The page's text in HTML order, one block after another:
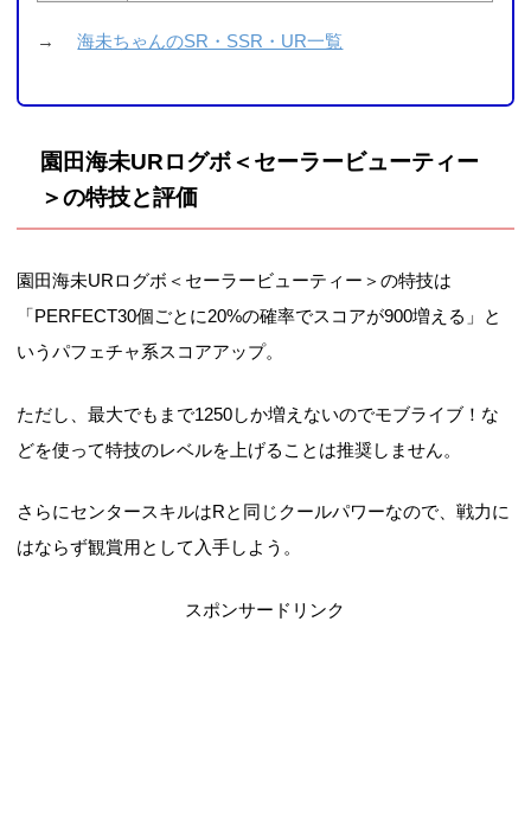
→海未ちゃんのSR・SSR・UR一覧
園田海未URログボ＜セーラービューティー
＞の特技と評価
園田海未URログボ＜セーラービューティー＞の特技は
「PERFECT30個ごとに20%の確率でスコアが900増える」と
いうパフェチャ系スコアアップ。
ただし、最大でもまで1250しか増えないのでモブライブ！な
どを使って特技のレベルを上げることは推奨しません。
さらにセンタースキルはRと同じクールパワーなので、戦力に
はならず観賞用として入手しよう。
スポンサードリンク